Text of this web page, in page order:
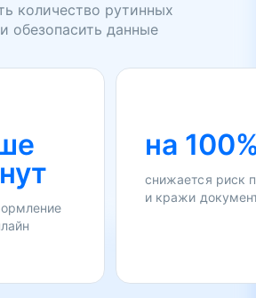
количество рутинных
обезопасить данные
на
снижается риск
и кражи